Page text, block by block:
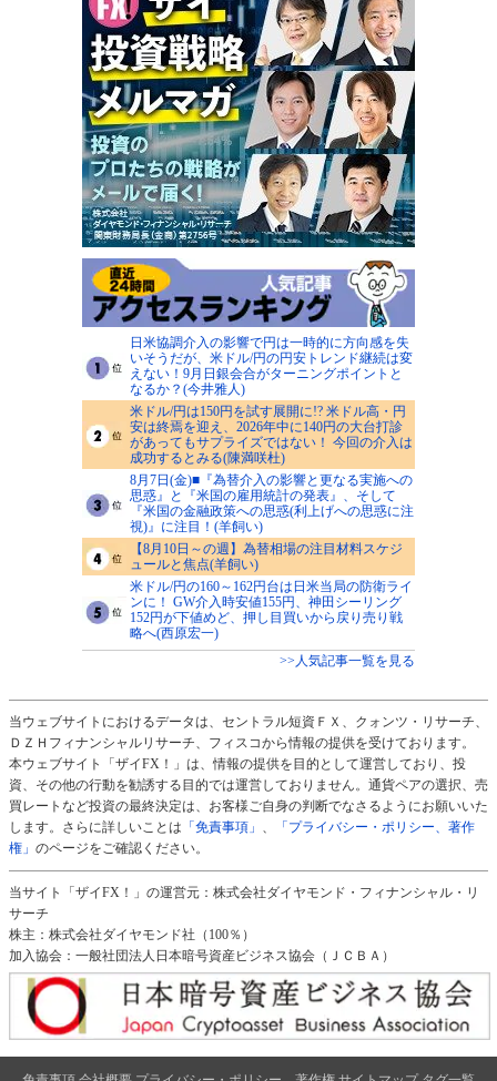
日米協調介入の影響で円は一時的に方向感を失
いそうだが、米ドル/円の円安トレンド継続は変
えない！9月日銀会合がターニングポイントと
なるか？(今井雅人)
米ドル/円は150円を試す展開に!? 米ドル高・円
安は終焉を迎え、2026年中に140円の大台打診
があってもサプライズではない！ 今回の介入は
成功するとみる(陳満咲杜)
8月7日(金)■『為替介入の影響と更なる実施への
思惑』と『米国の雇用統計の発表』、そして
『米国の金融政策への思惑(利上げへの思惑に注
視)』に注目！(羊飼い)
【8月10日～の週】為替相場の注目材料スケジ
ュールと焦点(羊飼い)
米ドル/円の160～162円台は日米当局の防衛ライ
ンに！ GW介入時安値155円、神田シーリング
152円が下値めど、押し目買いから戻り売り戦
略へ(西原宏一)
>>人気記事一覧を見る
当ウェブサイトにおけるデータは、セントラル短資ＦＸ、クォンツ・リサーチ、
ＤＺＨフィナンシャルリサーチ、フィスコから情報の提供を受けております。
本ウェブサイト「ザイFX！」は、情報の提供を目的として運営しており、投
資、その他の行動を勧誘する目的では運営しておりません。通貨ペアの選択、売
買レートなど投資の最終決定は、お客様ご自身の判断でなさるようにお願いいた
します。さらに詳しいことは 「免責事項」 、
「プライバシー・ポリシー、著作
権」 のページをご確認ください。
当サイト「ザイFX！」の運営元：株式会社ダイヤモンド・フィナンシャル・リ
サーチ
株主：株式会社ダイヤモンド社（100％）
加入協会：一般社団法人日本暗号資産ビジネス協会（ＪＣＢＡ）